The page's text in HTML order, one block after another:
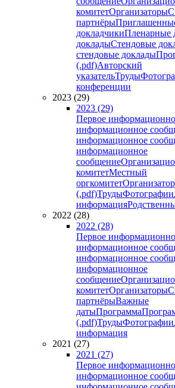
комитетОрганизаторы
партнёры
докладчикиПленарные
докладыСтендовые
стендовые доклады
(.pdf)Авторский
указательТруды
конференции
2023 (29)
2023 (29)
Первое
информационное
информационное
информационное
сообщение
комитетМестный
оргкомитет
(.pdf)ТрудыФотографии
информация
2022 (28)
2022 (28)
Первое
информационное
информационное
информационное
сообщение
комитетОрганизаторы
партнёрыВажные
датыПрограмма
(.pdf)ТрудыФотографии
информация
2021 (27)
2021 (27)
Первое
информационное